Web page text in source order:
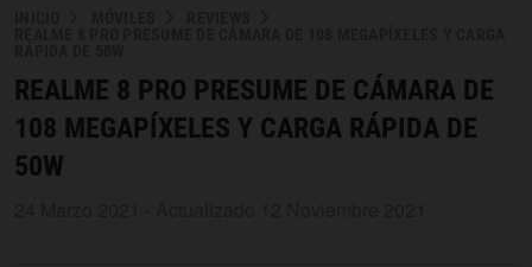
REALME 8 PRO PRESUME DE CÁMARA DE
108 MEGAPÍXELES Y CARGA RÁPIDA DE
50W